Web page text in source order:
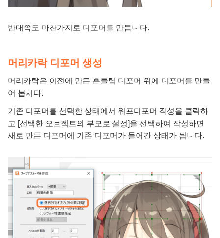
반대쪽도 마찬가지로 디포머를 만듭니다.
머리카락 디포머 생성
머리카락은 이전에 만든 흔들림 디포머 위에 디포머를 만들
어 봅시다.
기존 디포머를 선택한 상태에서 워프디포머 작성을 클릭하
고 [선택한 오브젝트의 부모로 설정]을 선택하여 작성하면
새로 만든 디포머에 기존 디포머가 들어간 상태가 됩니다.